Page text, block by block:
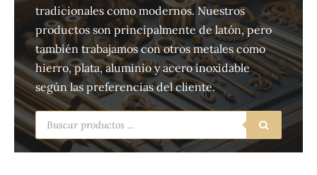
tradicionales como modernos. Nuestros
productos son principalmente de latón, pero
también trabajamos con otros metales como
hierro, plata, aluminio y acero inoxidable
según las preferencias del cliente.
Búsqueda
de
productos